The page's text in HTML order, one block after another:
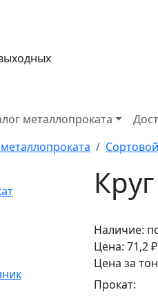
металлопроката
Наличие:
Цена: 71,2
Цена за
Прокат: